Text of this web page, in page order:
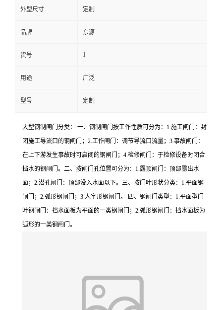
外型尺寸 定制
品牌 东源
货号 1
用途 广泛
型号 定制
大型钢制闸门分类： 一、钢制闸门按工作性质可分为：1.施工闸门：封
闭施工导流口的钢闸门；2.工作闸门：调节导流口流量；3.事故闸门：
在上下游发生事故时可启闭的钢闸门；4.检修闸门：于检修设备时闭合
挡水的钢闸门。二、按闸门孔位置可分为：1.露顶闸门：顶部露出水
面；2.潜孔闸门：顶部没入水面以下。三、按门叶形状分类：1.平面钢
闸门；2.弧形钢闸门；3.人字形钢闸门。 四、钢闸门类型：1.平面型门
叶钢闸门：挡水面板为平面的一类钢闸门；2.弧形钢闸门：挡水面板为
弧形的一类钢闸门。